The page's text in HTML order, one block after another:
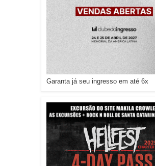
Garanta já seu ingresso em até 6x